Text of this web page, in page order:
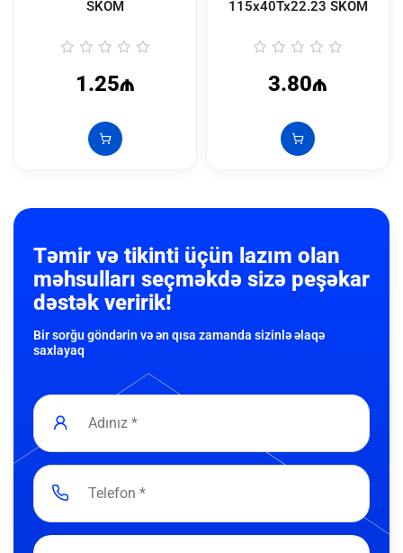
SKOM
1.25₼
115x40Tx22.23 SKOM
3.80₼
Təmir və tikinti üçün lazım olan
məhsulları seçməkdə sizə peşəkar
dəstək veririk!
Bir sorğu göndərin və ən qısa zamanda sizinlə əlaqə
saxlayaq